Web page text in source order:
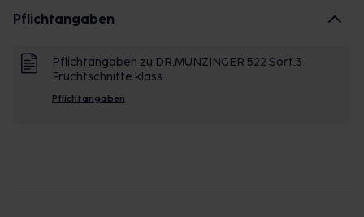
Pflichtangaben
Pflichtangaben zu DR.MUNZINGER 522 Sort.3
Fruchtschnitte klass..
Pflichtangaben